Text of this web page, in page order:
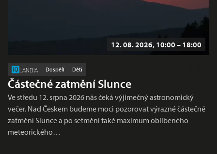
12. 08. 2026, 10:00 – 18:00
LANDIA Dospělí Děti
Částečné zatmění Slunce
Ve středu 12. srpna 2026 nás čeká výjimečný astronomický
večer. Nad Českem budeme moci pozorovat výrazné částečné
zatmění Slunce a po setmění také maximum oblíbeného
meteorického…